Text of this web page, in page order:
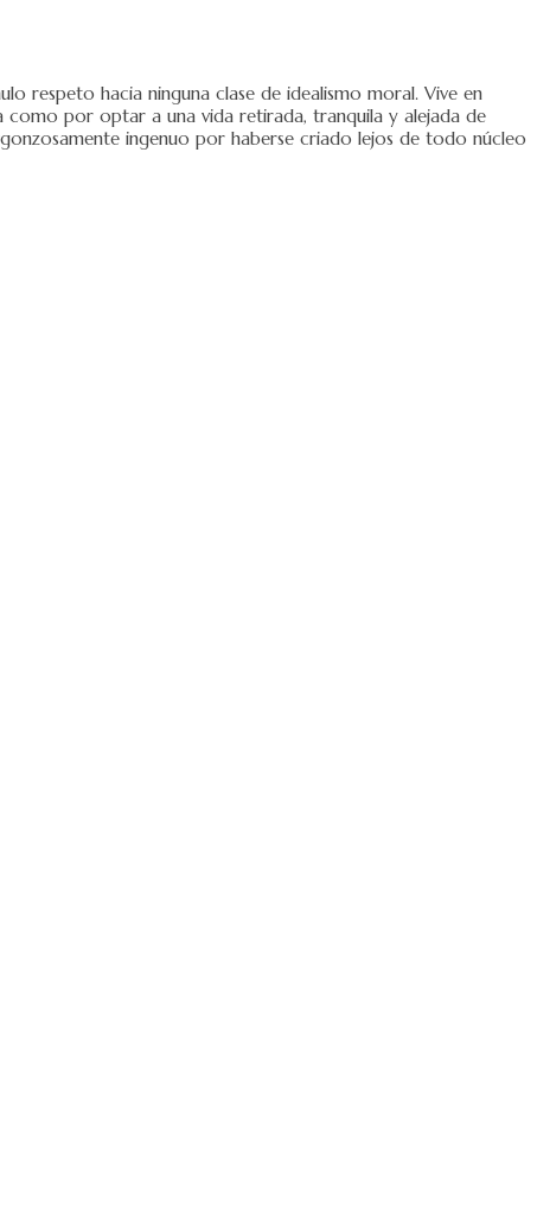
respeto hacia ninguna clase de idealismo moral. Vive en
como por optar a una vida retirada, tranquila y alejada de
ingenuo por haberse criado lejos de todo núcleo